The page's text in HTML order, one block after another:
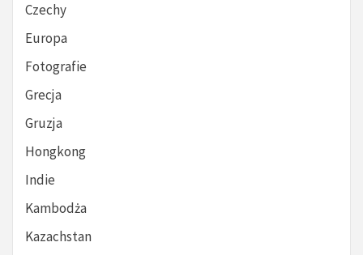
Czechy
Europa
Fotografie
Grecja
Gruzja
Hongkong
Indie
Kambodża
Kazachstan